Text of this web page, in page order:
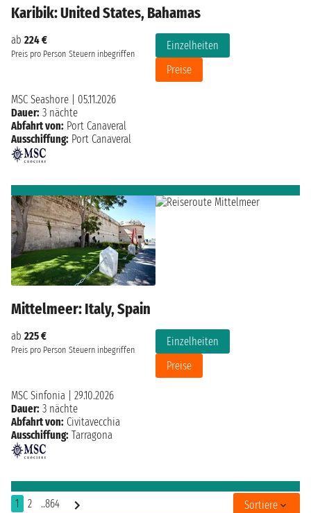
Karibik: United States, Bahamas
ab 224 €
Preis pro Person Steuern inbegriffen
Einzelheiten
Preise
MSC Seashore
05.11.2026
Dauer: 3 nächte
Abfahrt von: Port Canaveral
Ausschiffung: Port Canaveral
Mittelmeer: Italy, Spain
ab 225 €
Preis pro Person Steuern inbegriffen
Einzelheiten
Preise
MSC Sinfonia
29.10.2026
Dauer: 3 nächte
Abfahrt von: Civitavecchia
Ausschiffung: Tarragona
1 2 ..864 Sortiere